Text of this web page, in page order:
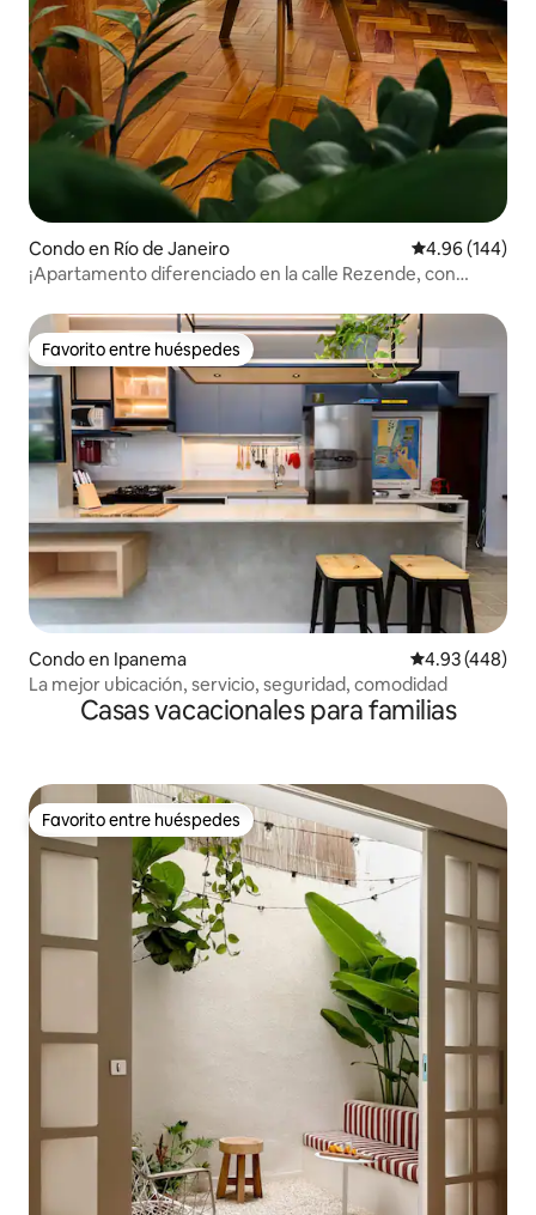
Condo en Río de Janeiro Calificación
4.96 (144)
¡Apartamento diferenciado en la calle Rezende, con
Favorito entre huéspedes
Favorito entre huéspedes
Condo en Ipanema Calificación
4.93 (448)
La mejor ubicación, servicio, seguridad, comodidad
Casas vacacionales para familias
Favorito entre huéspedes
Favorito entre huéspedes